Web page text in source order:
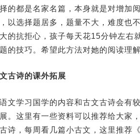
的都是名家名篇，本身就是对增加
以选择题居多，题量不大，难度也
的抗拒心，孩子每天花15分钟左右
的技巧。希望此方法对她的阅读理
古诗的课外拓展
文学习国学的内容和古文古诗会有
。这里有一些资料可以推荐给大家
诗，每周看几篇小古文，这里推荐